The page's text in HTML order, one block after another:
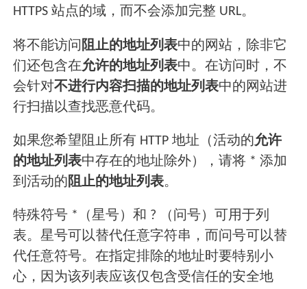
HTTPS 站点的域，而不会添加完整 URL。
将不能访问 阻止的地址列表中的网站，除非它
们还包含在允许的地址列表中。在访问时，不
会针对不进行内容扫描的地址列表中的网站进
行扫描以查找恶意代码。
如果您希望阻止所有 HTTP 地址（活动的允许
的地址列表中存在的地址除外），请将 * 添加
到活动的 阻止的地址列表。
特殊符号 *（星号）和 ? （问号）可用于列
表。星号可以替代任意字符串，而问号可以替
代任意符号。在指定排除的地址时要特别小
心，因为该列表应该仅包含受信任的安全地